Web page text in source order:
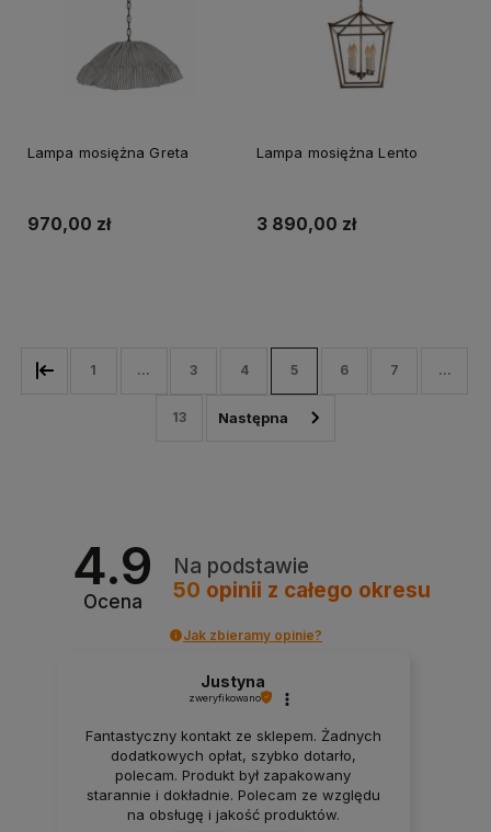
Lampa mosiężna Greta
970,00 zł
Lampa mosiężna Lento
3 890,00 zł
1 ... 3 4 5 6 7 ...
13
4.9
Ocena
Na podstawie
50 opinii z całego okresu
Jak zbieramy opinie?
Justyna
zweryfikowano
Fantastyczny kontakt ze sklepem. Żadnych
dodatkowych opłat, szybko dotarło,
polecam. Produkt był zapakowany
starannie i dokładnie. Polecam ze względu
na obsługę i jakość produktów.